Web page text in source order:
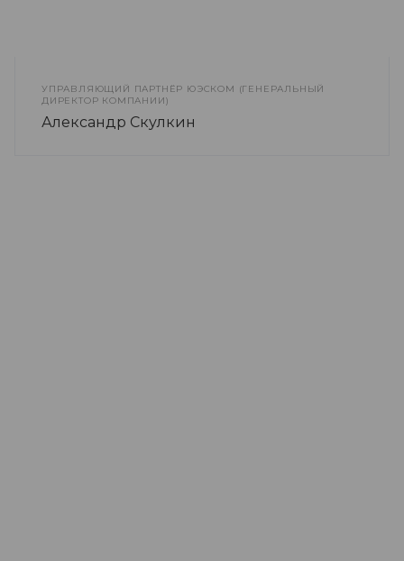
УПРАВЛЯЮЩИЙ ПАРТНЁР ЮЭСКОМ (ГЕНЕРАЛЬНЫЙ
ДИРЕКТОР КОМПАНИИ)
Александр Скулкин